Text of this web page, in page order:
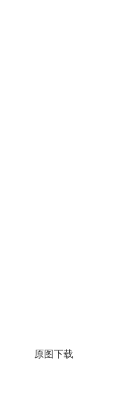
原图下载